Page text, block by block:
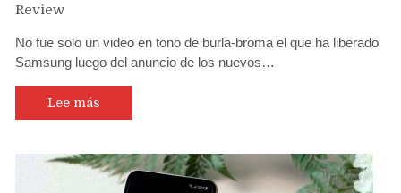
Review
No fue solo un video en tono de burla-broma el que ha liberado
Samsung luego del anuncio de los nuevos…
Lee más